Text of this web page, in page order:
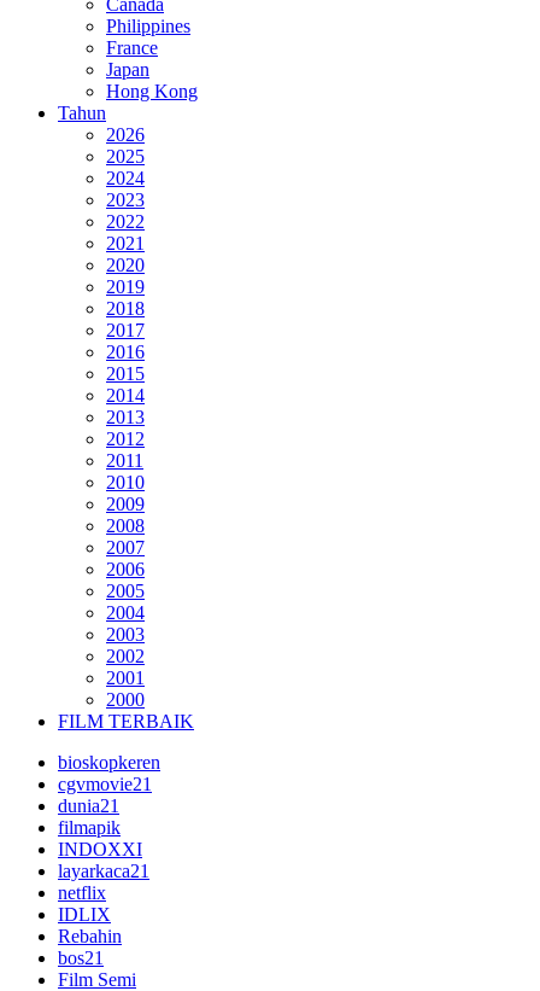
Canada
Philippines
France
Japan
Hong Kong
Tahun
2026
2025
2024
2023
2022
2021
2020
2019
2018
2017
2016
2015
2014
2013
2012
2011
2010
2009
2008
2007
2006
2005
2004
2003
2002
2001
2000
FILM TERBAIK
bioskopkeren
cgvmovie21
dunia21
filmapik
INDOXXI
layarkaca21
netflix
IDLIX
Rebahin
bos21
Film Semi